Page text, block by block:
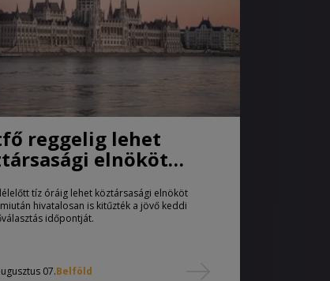
reggelig lehet
elnököt
tíz óráig lehet köztársasági elnököt
hivatalosan is kitűzték a jövő keddi
időpontját.
07.Belföld